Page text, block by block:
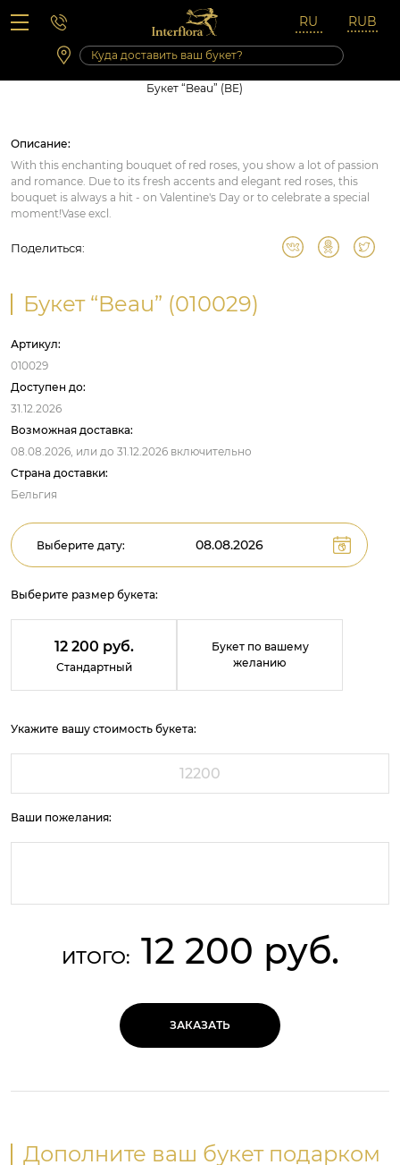
Вопросы-ответы
Сб 10:00 ‐ 14:00
Выходные и праздничные дни
Букет “Beau” (BE)
Описание:
With this enchanting bouquet of red roses, you show a lot of passion
and romance. Due to its fresh accents and elegant red roses, this
bouquet is always a hit - on Valentine's Day or to celebrate a special
moment!Vase excl.
Поделиться:
Букет “Beau” (010029)
Артикул:
010029
Доступен до:
31.12.2026
Возможная доставка:
08.08.2026, или до 31.12.2026 включительно
Страна доставки:
Бельгия
Выберите дату:
Выберите размер букета:
12 200 руб.
Стандартный
Букет по вашему
желанию
Укажите вашу стоимость букета:
Ваши пожелания:
ИТОГО: 12 200 руб.
ЗАКАЗАТЬ
Дополните ваш букет подарком